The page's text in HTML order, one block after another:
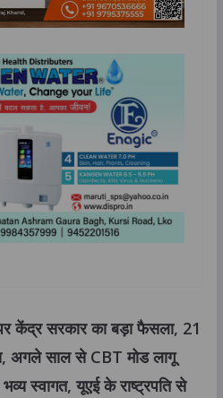
केंद्र सरकार का बड़ा फैसला, 21
अगले साल से CBT मोड लागू
भव्य स्वागत, यूएई के राष्ट्रपति से